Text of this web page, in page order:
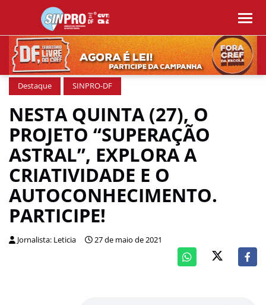
Destaque SINPRO-DF
NESTA QUINTA (27), O
PROJETO “SUPERAÇÃO
ASTRAL”, EXPLORA A
CRIATIVIDADE E O
AUTOCONHECIMENTO.
PARTICIPE!
Jornalista: Leticia 27 de maio de 2021